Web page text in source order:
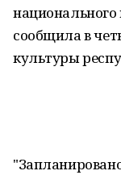
сообщила в
культуры